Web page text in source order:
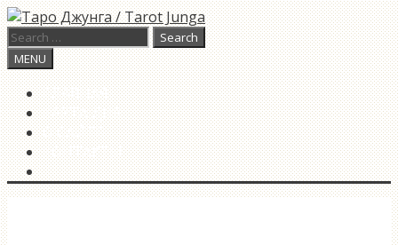
Skip
to
content
Search
for:
Search
MENU
ГЛАВНАЯ
КАРТА ДНЯ
О САЙТЕ
КОНТАКТЫ
SEARCH